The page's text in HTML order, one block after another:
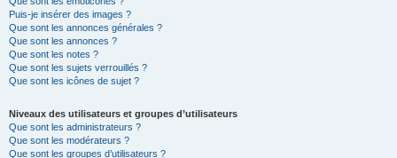
Puis-je insérer des images ?
Que sont les annonces générales ?
Que sont les annonces ?
Que sont les notes ?
Que sont les sujets verrouillés ?
Que sont les icônes de sujet ?
Niveaux des utilisateurs et groupes d’utilisateurs
Que sont les administrateurs ?
Que sont les modérateurs ?
Que sont les groupes d’utilisateurs ?